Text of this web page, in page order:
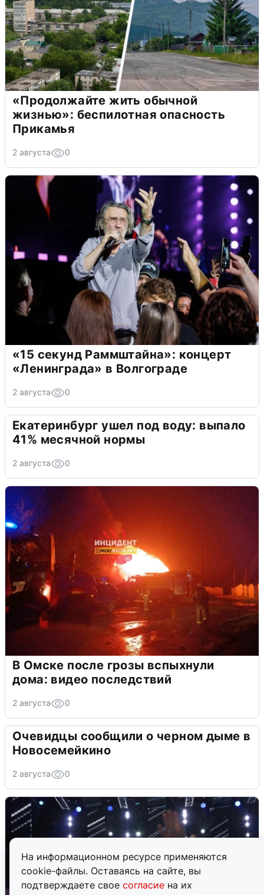
На информационном ресурсе применяются
cookie-файлы. Оставаясь на сайте, вы
подтверждаете свое согласие на их
«Продолжайте жить обычной
жизнью»: беспилотная опасность
Прикамья
2 августа 0
«15 секунд Раммштайна»: концерт
«Ленинграда» в Волгограде
2 августа 0
Екатеринбург ушел под воду: выпало
41% месячной нормы
2 августа 0
В Омске после грозы вспыхнули
дома: видео последствий
2 августа 0
Очевидцы сообщили о черном дыме в
Новосемейкино
2 августа 0